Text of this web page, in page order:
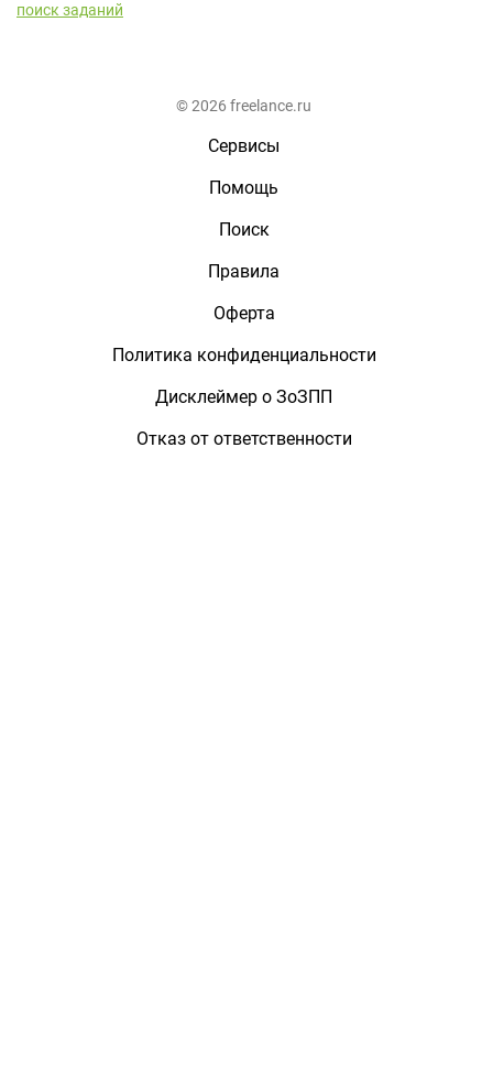
поиск заданий
© 2026 freelance.ru
Сервисы
Помощь
Поиск
Правила
Оферта
Политика конфиденциальности
Дисклеймер о ЗоЗПП
Отказ от ответственности